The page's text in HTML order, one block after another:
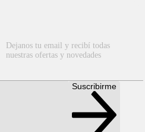
Dejanos tu email y recibí todas
nuestras ofertas y novedades
Suscribirme